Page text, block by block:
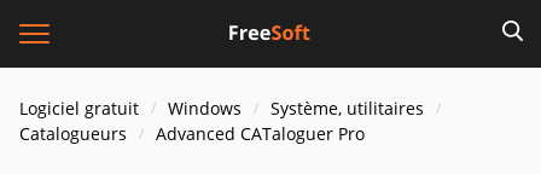
Logiciel gratuit Windows
Système, utilitaires
Catalogueurs
Advanced CATaloguer Pro